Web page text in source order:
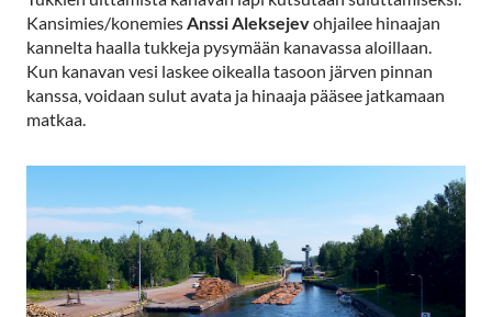
Kansimies/konemiesAnssi Aleksejevohjailee hinaajan
kannelta haalla tukkeja pysymään kanavassa aloillaan.
Kun kanavan vesi laskee oikealla tasoon järven pinnan
kanssa, voidaan sulut avata ja hinaaja pääsee jatkamaan
matkaa.